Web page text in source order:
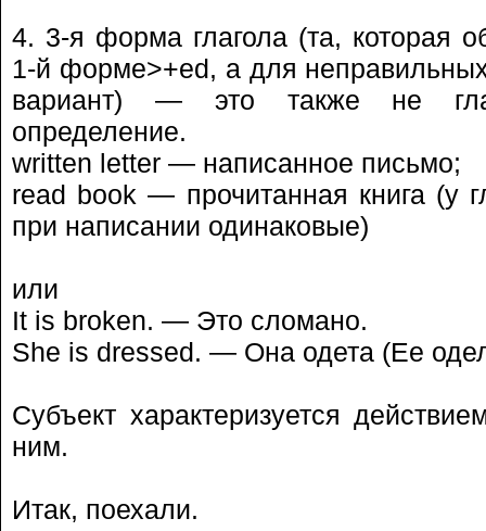
4. 3-я форма глагола (та, которая
1-й форме>+ed, а для
вариант) — это также не
определение.
written letter — написанное письмо;
read book — прочитанная книга (у
при написании одинаковые)
или
It is broken. — Это сломано.
She is dressed. — Она одета (Ее
Субъект характеризуется
ним.
Итак, поехали.